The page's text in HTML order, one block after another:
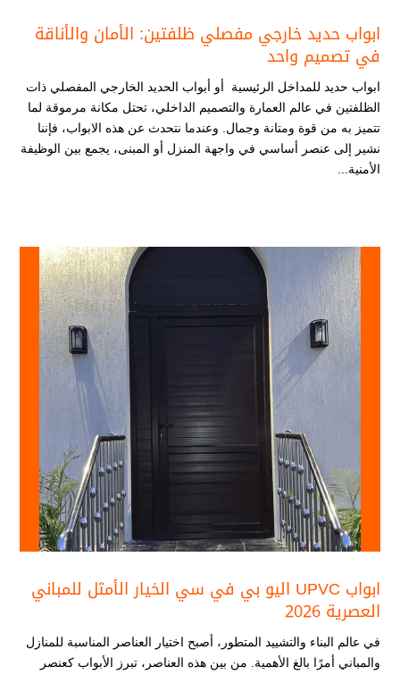
ابواب حديد خارجي مفصلي ظلفتين: الأمان والأناقة
في تصميم واحد
ابواب حديد للمداخل الرئيسية أو أبواب الحديد الخارجي المفصلي ذات
الظلفتين في عالم العمارة والتصميم الداخلي، تحتل مكانة مرموقة لما
تتميز به من قوة ومتانة وجمال. وعندما نتحدث عن هذه الابواب، فإننا
نشير إلى عنصر أساسي في واجهة المنزل أو المبنى، يجمع بين الوظيفة
الأمنية...
ابواب UPVC اليو بي في سي الخيار الأمثل للمباني
العصرية 2026
في عالم البناء والتشييد المتطور، أصبح اختيار العناصر المناسبة للمنازل
والمباني أمرًا بالغ الأهمية. من بين هذه العناصر، تبرز الأبواب كعنصر